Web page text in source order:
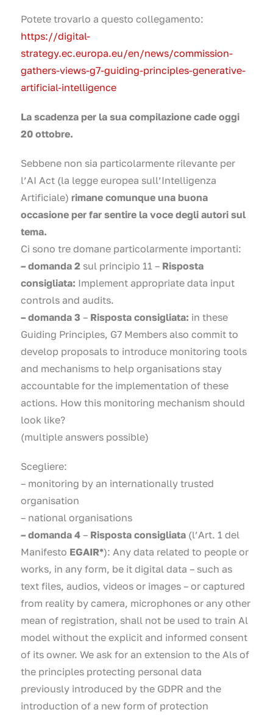
Potete trovarlo a questo collegamento:
https://digital-
strategy.ec.europa.eu/en/news/commission-
gathers-views-g7-guiding-principles-generative-
artificial-intelligence
La scadenza per la sua compilazione cade oggi
20 ottobre.
Sebbene non sia particolarmente rilevante per
l’AI Act (la legge europea sull’Intelligenza
Artificiale) rimane comunque una buona
occasione per far sentire la voce degli autori sul
tema.
Ci sono tre domane particolarmente importanti:
– domanda 2 sul principio 11 – Risposta
consigliata: Implement appropriate data input
controls and audits.
– domanda 3 – Risposta consigliata: in these
Guiding Principles, G7 Members also commit to
develop proposals to introduce monitoring tools
and mechanisms to help organisations stay
accountable for the implementation of these
actions. How this monitoring mechanism should
look like?
(multiple answers possible)
Scegliere:
– monitoring by an internationally trusted
organisation
– national organisations
– domanda 4 – Risposta consigliata (l’Art. 1 del
Manifesto EGAIR*): Any data related to people or
works, in any form, be it digital data – such as
text files, audios, videos or images – or captured
from reality by camera, microphones or any other
mean of registration, shall not be used to train Al
model without the explicit and informed consent
of its owner. We ask for an extension to the Als of
the principles protecting personal data
previously introduced by the GDPR and the
introduction of a new form of protection